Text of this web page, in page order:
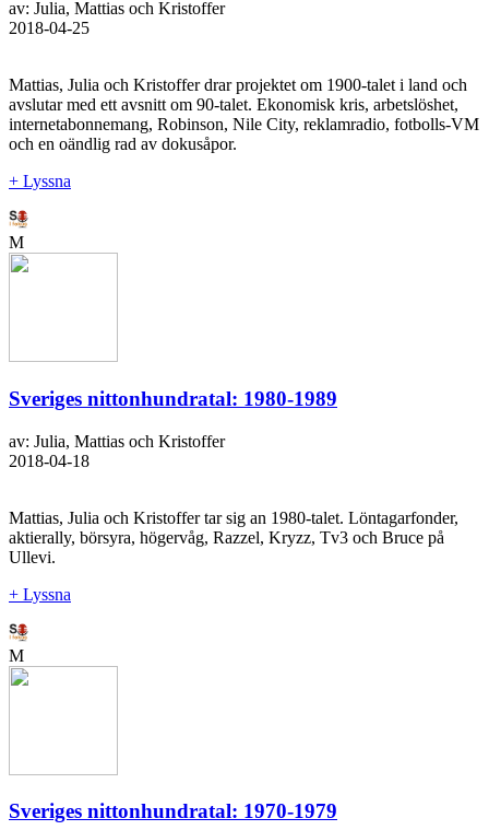
av: Julia, Mattias och Kristoffer
2018-04-25
Mattias, Julia och Kristoffer drar projektet om 1900-talet i land och
avslutar med ett avsnitt om 90-talet. Ekonomisk kris, arbetslöshet,
internetabonnemang, Robinson, Nile City, reklamradio, fotbolls-VM
och en oändlig rad av dokusåpor.
+ Lyssna
M
Sveriges nittonhundratal: 1980-1989
av: Julia, Mattias och Kristoffer
2018-04-18
Mattias, Julia och Kristoffer tar sig an 1980-talet. Löntagarfonder,
aktierally, börsyra, högervåg, Razzel, Kryzz, Tv3 och Bruce på
Ullevi.
+ Lyssna
M
Sveriges nittonhundratal: 1970-1979